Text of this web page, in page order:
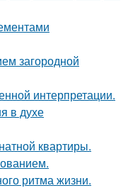
загородной
интерпретации.
в духе
квартиры.
ритма жизни.